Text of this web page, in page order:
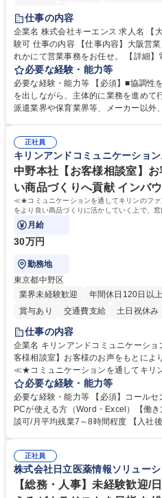
土日祝休み
仕事の内容
企業名 株式会社キーエンス 求人名 【大阪・京都・滋賀】営業事務 ※未経
験可 仕事の内容 【仕事内容】大阪営業所、京都営業所、滋賀営業所いず
れかにて営業事務をお任せ。 【詳細
の作成・カタログ送付・来客対応・営
善をお任せ。 【教育制度】ご入社後、育成担当とペアになりながらOJTに
て業務を覚えていただくことが可能で
れているため、スムーズに仕事に慣れ
募集職種 【大阪・京都・滋賀】営業事
必要な経験・能力等
必要な経験・能力等 【必須】■協調性
を出しながら、主体的に業務を進めて
派遣業界や保育業界等、メーカー以外
えて、お客様や社員の状況に合わせ、
待され。組織を支えるスペシャリスト
社員から頼られる存在になることがで
務の持ち帰りも禁止されており、メリハ
歴・資格 学歴：大学院 大学 高専 短大
正社員
キリンアンドコミュニケーショ
中野本社【お客様相談室】
い商品づくりへ貢献 インバ
≪★コミュニケーションを通してキリンのフ
をより良い商品づくりに活かしていく上で、
月給
30万円
勤務地
東京都中野区
業界未経験歓迎
年間休日120日以上
賞与あり
交通費支給 土日祝休み
仕事の内容
企業名 キリンアンドコミュニケーションズ株式会社 求
客様相談室】お客様のお声をもとにより良い
≪★コミュニケーションを通してキリ
お客様のお声をより良い商品づくりに
様相談室でのお仕事です。 日々お客様からいただくキリングループへのご
意見を、企業活動に活かしています。
って対応、情報提供するとともにグル
平均100件前後■メール・手紙：同上40件前後 募集職種 中野本
相談室】お客様のお声をもとにより良
必要な経験・能力等
必要な経験・能力等 【必須】コールセ
PCが使える方（Word・Excel）【働
談可/月平均残業7～8時間程度 【入社後の研修】着任から1か月は電話対応
すのでご安心ください。 【当社につい
う会社として、お客様との出会いを大
を込めてコミュニケーションをとり
す。 学歴・資格 学歴：大学院 大学 高専 短大 専修学校 高校 語学力： 資
正社員
株式会社日立医薬情報ソリュー
【総務・人事】未経験歓迎/